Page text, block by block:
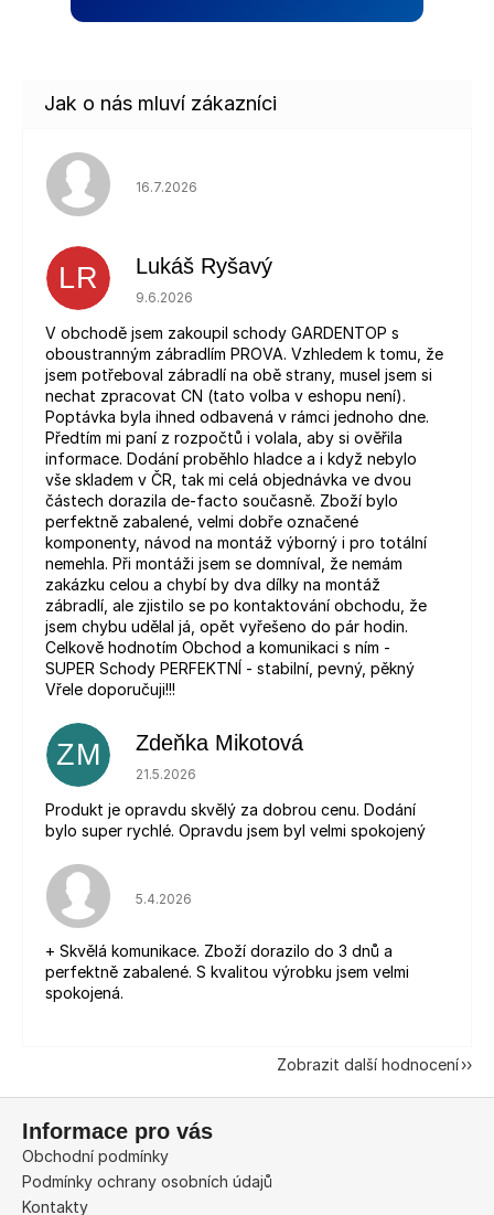
Hodnocení obchodu je 5 z 5 hvězdiček.
16.7.2026
LR Lukáš Ryšavý
Hodnocení obchodu je 5 z 5 hvězdiček.
9.6.2026
V obchodě jsem zakoupil schody GARDENTOP s
oboustranným zábradlím PROVA. Vzhledem k tomu, že
jsem potřeboval zábradlí na obě strany, musel jsem si
nechat zpracovat CN (tato volba v eshopu není).
Poptávka byla ihned odbavená v rámci jednoho dne.
Předtím mi paní z rozpočtů i volala, aby si ověřila
informace. Dodání proběhlo hladce a i když nebylo
vše skladem v ČR, tak mi celá objednávka ve dvou
částech dorazila de-facto současně. Zboží bylo
perfektně zabalené, velmi dobře označené
komponenty, návod na montáž výborný i pro totální
nemehla. Při montáži jsem se domníval, že nemám
zakázku celou a chybí by dva dílky na montáž
zábradlí, ale zjistilo se po kontaktování obchodu, že
jsem chybu udělal já, opět vyřešeno do pár hodin.
Celkově hodnotím Obchod a komunikaci s ním -
SUPER Schody PERFEKTNÍ - stabilní, pevný, pěkný
Vřele doporučuji!!!
ZM Zdeňka Mikotová
Hodnocení obchodu je 5 z 5 hvězdiček.
21.5.2026
Produkt je opravdu skvělý za dobrou cenu. Dodání
bylo super rychlé. Opravdu jsem byl velmi spokojený
Hodnocení obchodu je 5 z 5 hvězdiček.
5.4.2026
+ Skvělá komunikace. Zboží dorazilo do 3 dnů a
perfektně zabalené. S kvalitou výrobku jsem velmi
spokojená.
Zobrazit další hodnocení
Informace pro vás
Obchodní podmínky
Podmínky ochrany osobních údajů
Kontakty